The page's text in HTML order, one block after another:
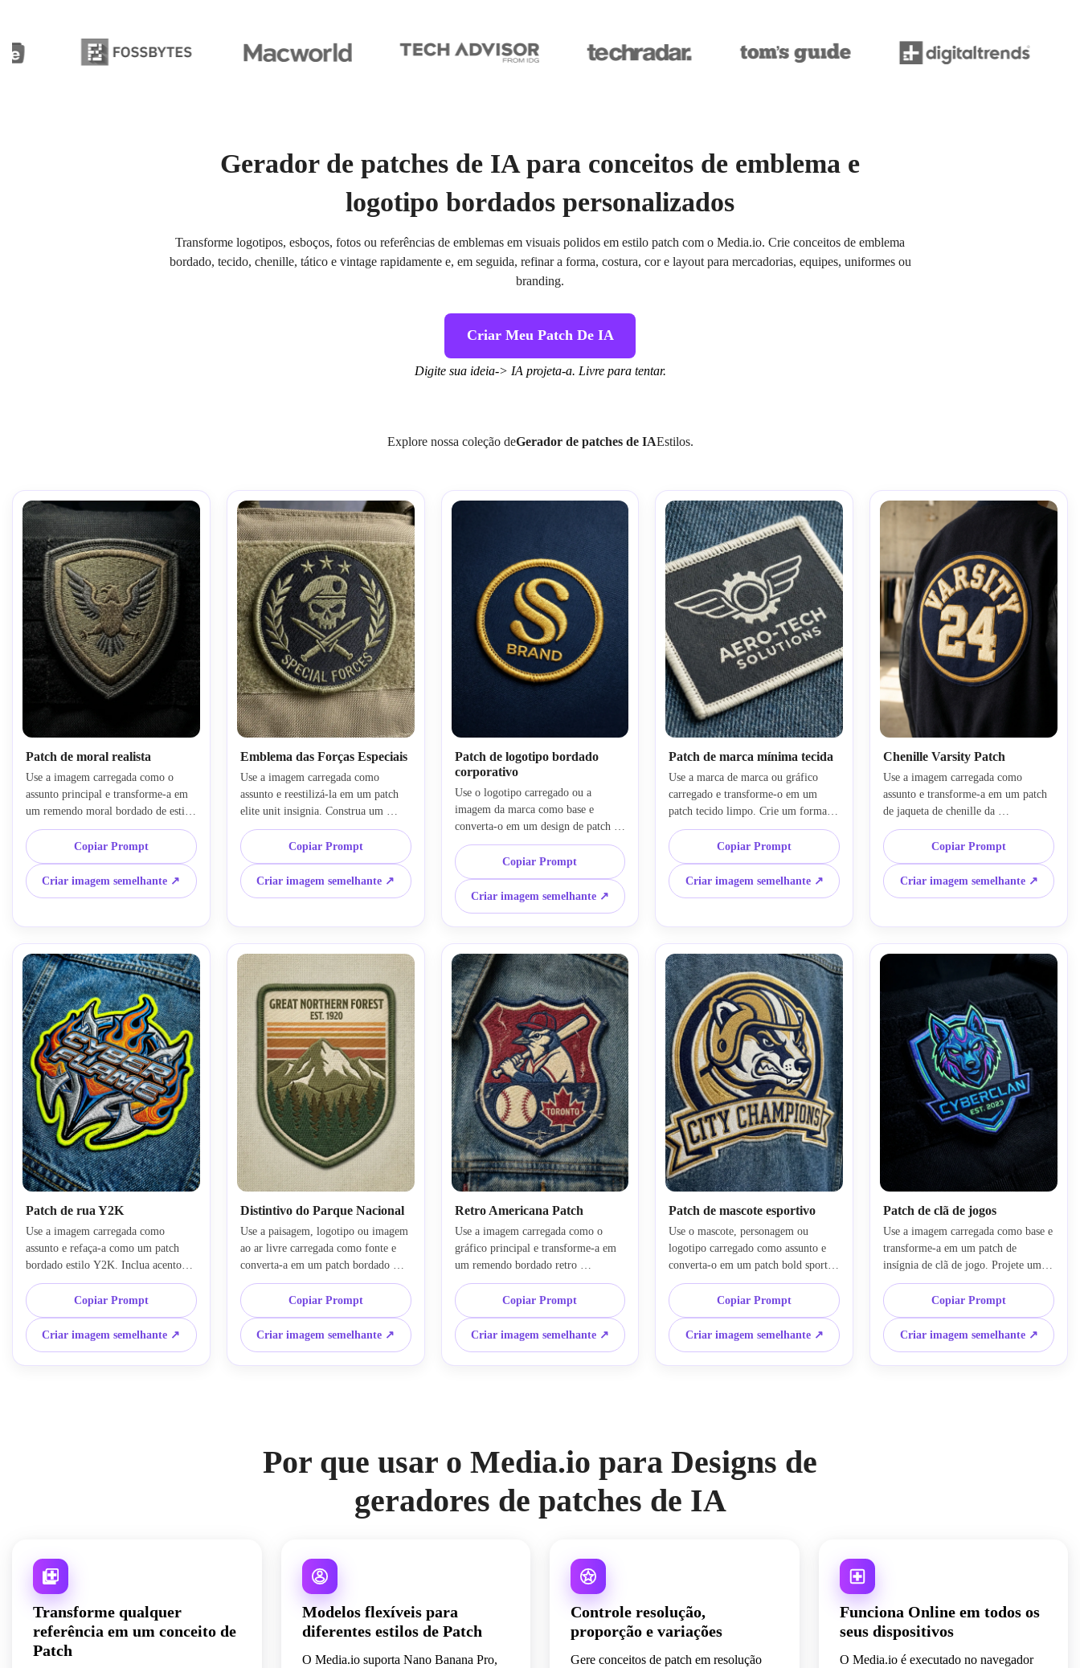
Gerador de patches de IA para conceitos de emblema e
logotipo bordados personalizados
Transforme logotipos, esboços, fotos ou referências de emblemas em visuais polidos em estilo patch com o Media.io. Crie conceitos de emblema
bordado, tecido, chenille, tático e vintage rapidamente e, em seguida, refinar a forma, costura, cor e layout para mercadorias, equipes, uniformes ou
branding.
Criar Meu Patch De IA
Digite sua ideia-> IA projeta-a. Livre para tentar.
Explore nossa coleção deGerador de patches de IAEstilos.
Patch de moral realista
Use a imagem carregada como o
assunto principal e transforme-a em
um remendo moral bordado de estilo
militar realista. Crie um emblema em
forma de escudo com uma borda
grossa merrow, cores táticas suaves
como azeitona, castanho, preto e
cinza escuro, composição de insignia
densa, contornos nítidos e um
maquete de remendo dramático em
um fundo de tecido escuro.
Copiar Prompt
Criar imagem semelhante ↗
Emblema das Forças Especiais
Use a imagem carregada como
assunto e reestilizá-la em um patch
elite unit insignia. Construa um
emblema bordado premium com uma
paleta preta e azeitona, estrelas e
sotaques de louro, formas de ícone
simplificadas, layout simétrico do
emblema, apresentação em estilo
textura têxtil fosca e iluminação
nítida de alto contraste para uma
sensação tática autêntica.
Copiar Prompt
Criar imagem semelhante ↗
Patch de logotipo bordado
corporativo
Use o logotipo carregado ou a
imagem da marca como base e
converta-o em um design de patch
bordado premium. Apresentá-lo
como um crachá circular com uma
borda costurada grossa, formas
vetoriais simplificadas, tipografia
limpa, cores de marca controladas,
textura de fio visível, iluminação de
estúdio suave e um maquete de
produto frontal adequado para
uniformes, mercadorias ou roupas de
marca.
Copiar Prompt
Criar imagem semelhante ↗
Patch de marca mínima tecida
Use a marca de marca ou gráfico
carregado e transforme-o em um
patch tecido limpo. Crie um formato
retangular com uma paleta de cores
mínima, linhagem nítida, textura de
fio fino, costura de borda elegante,
espaço negativo equilibrado, estilo
pronto para roupas e material têxtil
suave para um resultado de marca
premium moderno.
Copiar Prompt
Criar imagem semelhante ↗
Chenille Varsity Patch
Use a imagem carregada como
assunto e transforme-a em um patch
de jaqueta de chenille da
universidade. Adicione letras
colegiadas ousadas, textura de
chenille difusa, fundo de feltro,
borda bordada contrastante, cores
escolares clássicas, composição
e um maquete de moda de streetwear
que mostra claramente a textura do
patches em camadas.
Copiar Prompt
Criar imagem semelhante ↗
Patch de rua Y2K
Use a imagem carregada como
assunto e refaça-a como um patch
bordado estilo Y2K. Inclua acentos
de chama, detalhes de ícone
inspirados em cromado, contornos
costurados ousados, cores elétricas
saturadas, composição de emblema
em camadas, contraste brilhante e
têxtil, clima de streetwear agitado e
Copiar Prompt
Criar imagem semelhante ↗
Distintivo do Parque Nacional
Use a paisagem, logotipo ou imagem
ao ar livre carregada como fonte e
converta-a em um patch bordado
estilo parque nacional vintage.
Simplifique montanhas e pinheiros
em formas amigáveis para emblemas,
adicione listras do pôr do sol, uma
silhueta retrô, detalhe de fio tecido,
cores terrosas suaves, estilo de
Copiar Prompt
Criar imagem semelhante ↗
Retro Americana Patch
Use a imagem carregada como o
gráfico principal e transforme-a em
um remendo bordado retro
Americana. Construa uma silhueta
clássica de distintivo com uma paleta
de creme, vermelho e azul marinho,
estilo de ilustração vintage
angustiado, costura de borda grossa,
superfícies de fio texturizadas, clima
Copiar Prompt
Criar imagem semelhante ↗
Patch de mascote esportivo
Use o mascote, personagem ou
logotipo carregado como assunto e
converta-o em um patch bold sports
team. Crie um layout de emblema
agressivo com contornos em
camadas, cores limitadas da equipe,
espaço para tipografia, textura de
ponto pesado, composição estilo
campeonato, iconografia central
Copiar Prompt
Criar imagem semelhante ↗
Patch de clã de jogos
Use a imagem carregada como base e
transforme-a em um patch de
insígnia de clã de jogo. Projete um
formato de crista afiado com uma
paleta escura com acento de neon,
ícone de mascote ousado, detalhes
futuristas costurados, layout de
emblema de esports, maqueta
dramática de tecido preto, efeitos de
Copiar Prompt
Criar imagem semelhante ↗
Por que usar o Media.io para Designs de
geradores de patches de IA
Transforme qualquer
referência em um conceito de
Patch
Modelos flexíveis para
diferentes estilos de Patch
O Media.io suporta Nano Banana Pro,
Controle resolução,
proporção e variações
Gere conceitos de patch em resolução
Funciona Online em todos os
seus dispositivos
O Media.io é executado no navegador